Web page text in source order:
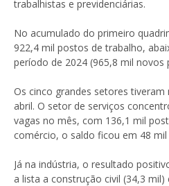
trabalhistas e previdenciárias.
No acumulado do primeiro
922,4 mil postos de trabalho,
período de 2024 (965,8 mil novos
Os cinco grandes setores
abril. O setor de serviços
vagas no mês, com 136,1 mil
comércio, o saldo ficou em 48
Já na indústria, o resultado
a lista a construção civil (34,3 mil)